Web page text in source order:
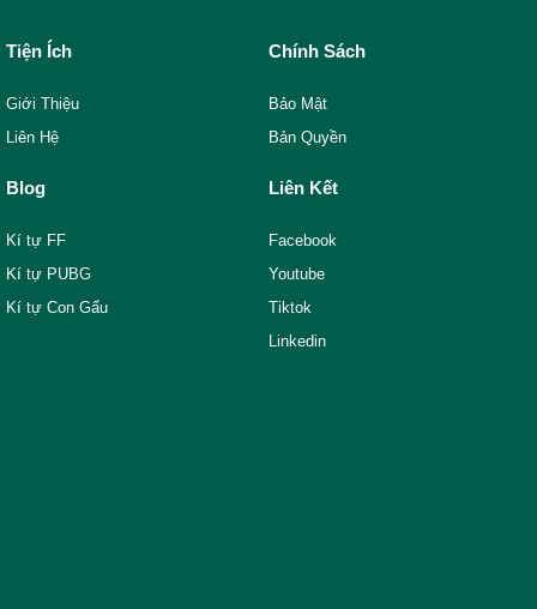
Tiện Ích
Giới Thiệu
Liên Hệ
Chính Sách
Bảo Mật
Bản Quyền
Blog
Kí tự FF
Kí tự PUBG
Kí tự Con Gấu
Liên Kết
Facebook
Youtube
Tiktok
Linkedin